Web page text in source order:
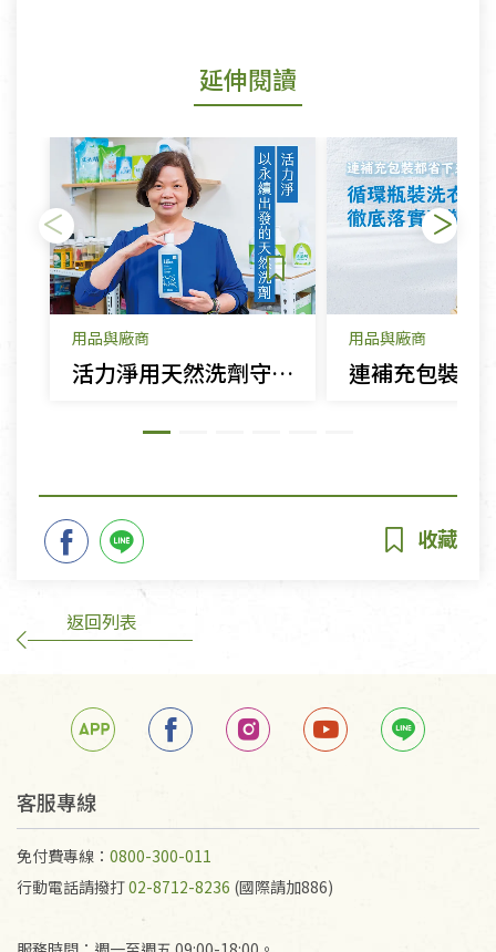
延伸閱讀
用品與廠商
活力淨用天然洗劑守護環境 從成分到包裝的永續考量
用品與廠商
返回列表
客服專線
免付費專線： 0800-300-011
行動電話請撥打02-8712-8236 (國際請加886)